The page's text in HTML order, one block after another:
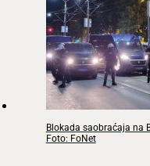
Blokada saobraćaja na
Foto: FoNet